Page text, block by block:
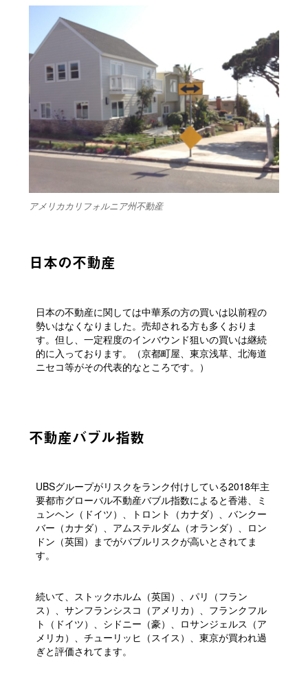
アメリカカリフォルニア州不動産
日本の不動産
日本の不動産に関しては中華系の方の買いは以前程の
勢いはなくなりました。売却される方も多くおりま
す。但し、一定程度のインバウンド狙いの買いは継続
的に入っております。（京都町屋、東京浅草、北海道
ニセコ等がその代表的なところです。）
不動産バブル指数
UBSグループがリスクをランク付けしている2018年主
要都市グローバル不動産バブル指数によると香港、ミ
ュンヘン（ドイツ）、トロント（カナダ）、バンクー
バー（カナダ）、アムステルダム（オランダ）、ロン
ドン（英国）までがバブルリスクが高いとされてま
す。
続いて、ストックホルム（英国）、パリ（フラン
ス）、サンフランシスコ（アメリカ）、フランクフル
ト（ドイツ）、シドニー（豪）、ロサンジェルス（ア
メリカ）、チューリッヒ（スイス）、東京が買われ過
ぎと評価されてます。